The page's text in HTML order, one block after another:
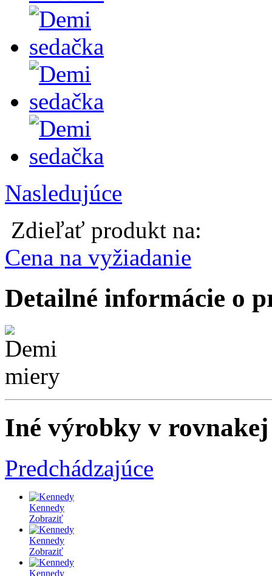
Nasledujúce
Zdieľať produkt na:
Cena na vyžiadanie
Detailné informácie o
Iné výrobky v
Predchádzajúce
Kennedy
Zobraziť
Kennedy
Zobraziť
Kennedy